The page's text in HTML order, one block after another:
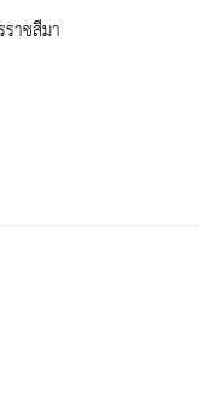
าชสีมา